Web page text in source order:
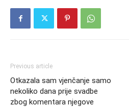
Previous article
Otkazala sam vjenčanje samo
nekoliko dana prije svadbe
zbog komentara njegove